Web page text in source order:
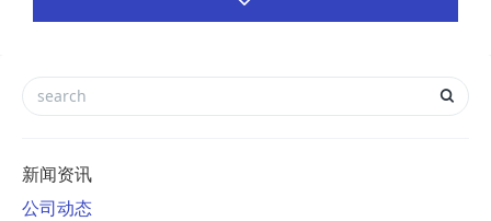
机器人工作站可以参考： 龙门式焊接机器人：用于大型H型钢
新闻资讯
公司动态